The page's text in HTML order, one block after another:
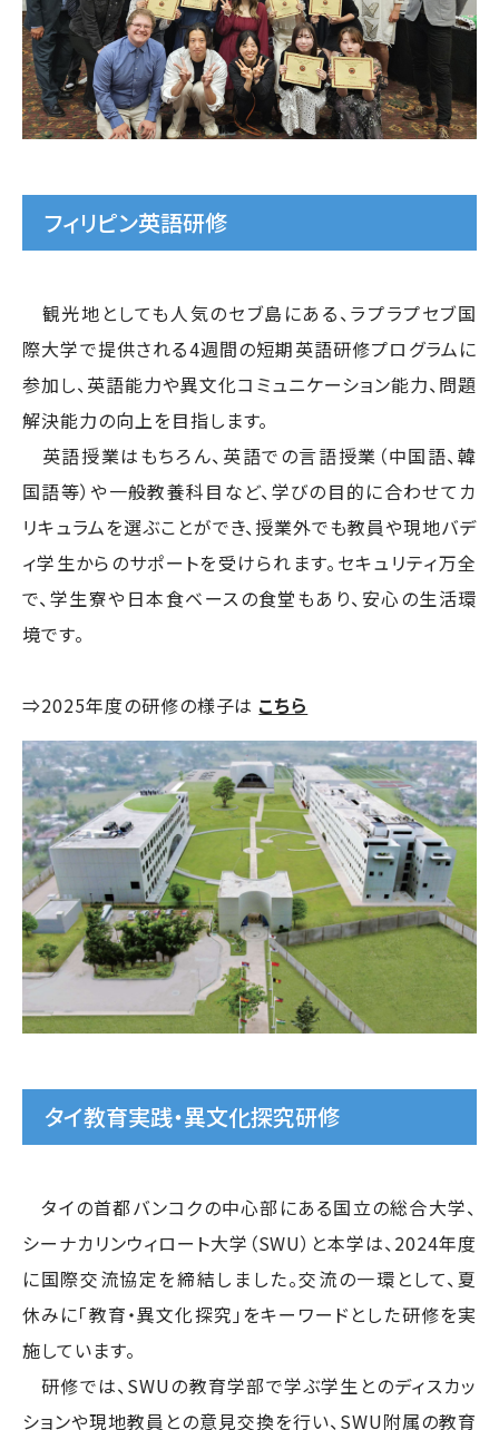
フィリピン英語研修
観光地としても人気のセブ島にある、ラプラプセブ国
際大学で提供される4週間の短期英語研修プログラムに
参加し、英語能力や異文化コミュニケーション能力、問題
解決能力の向上を目指します。
英語授業はもちろん、英語での言語授業（中国語、韓
国語等）や一般教養科目など、学びの目的に合わせてカ
リキュラムを選ぶことができ、授業外でも教員や現地バデ
ィ学生からのサポートを受けられます。セキュリティ万全
で、学生寮や日本食ベースの食堂もあり、安心の生活環
境です。
⇒2025年度の研修の様子は こちら
タイ教育実践・異文化探究研修
タイの首都バンコクの中心部にある国立の総合大学、
シーナカリンウィロート大学（SWU）と本学は、2024年度
に国際交流協定を締結しました。交流の一環として、夏
休みに「教育・異文化探究」をキーワードとした研修を実
施しています。
研修では、SWUの教育学部で学ぶ学生とのディスカッ
ションや現地教員との意見交換を行い、SWU附属の教育